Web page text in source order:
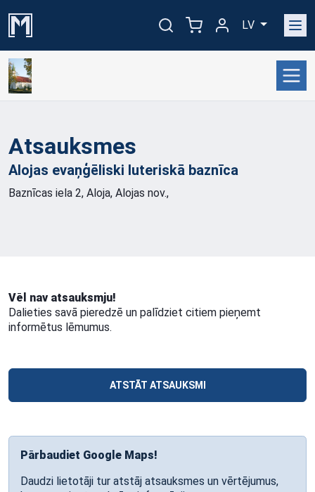
LV
Atsauksmes
Alojas evaņģēliski luteriskā baznīca
Baznīcas iela 2, Aloja, Alojas nov.,
Vēl nav atsauksmju!
Dalieties savā pieredzē un palīdziet citiem pieņemt
informētus lēmumus.
ATSTĀT ATSAUKSMI
Pārbaudiet Google Maps!
Daudzi lietotāji tur atstāj atsauksmes un vērtējumus,